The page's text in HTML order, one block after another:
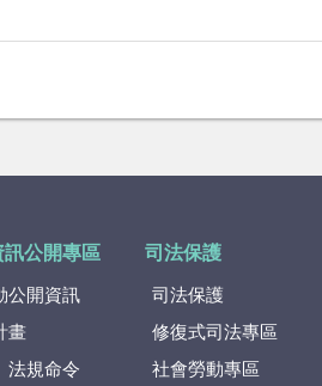
訊公開專區
公開資訊
畫
法規命令
司法保護
司法保護
修復式司法專區
社會勞動專區